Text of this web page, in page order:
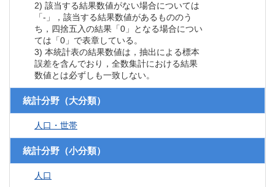
2) 該当する結果数値がない場合については
「-」，該当する結果数値があるもののう
ち，四捨五入の結果「0」となる場合につい
ては「0」で表章している。
3) 本統計表の結果数値は，抽出による標本
誤差を含んでおり，全数集計における結果
数値とは必ずしも一致しない。
統計分野（大分類）
人口・世帯
統計分野（小分類）
人口